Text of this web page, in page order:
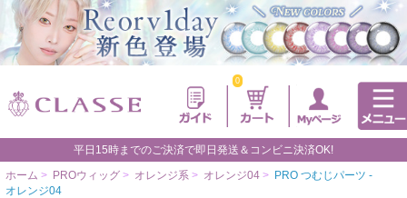
0
平日15時までのご決済で即日発送＆コンビニ決済OK!
ホーム > PROウィッグ > オレンジ系 > オレンジ04 > PRO つむじパーツ -
オレンジ04